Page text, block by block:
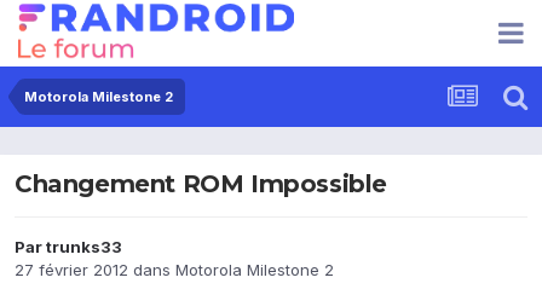
Motorola Milestone 2
Changement ROM Impossible
Partrunks33
27 février 2012 dans Motorola Milestone 2